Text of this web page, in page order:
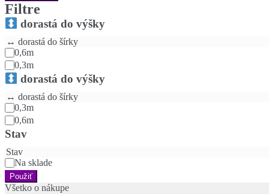
Filtre
dorastá do výšky
↔️ dorastá do šírky
0,6m
0,3m
dorastá do výšky
↔️ dorastá do šírky
0,3m
0,6m
Stav
Stav
Na sklade
Použiť
Všetko o nákupe